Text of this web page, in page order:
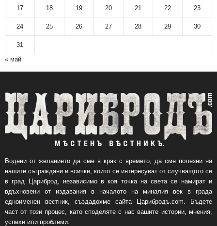
17 18 19 20 21 22 23
24 25 26 27 28 29 30
31
« май
Водени от желанието да сме в крак с времето, да сме полезни на
нашите съграждани и всички, които се интересуват от случващото се
в град Цариброд, независимо в коя точка на света се намират и
вдъхновени от издавания в началото на миналия век в града
едноименен вестник, създадохме сайта Царибродъ.com. Бъдете
част от този процес, като споделяте с нас вашите истории, мнения,
успехи или проблеми.